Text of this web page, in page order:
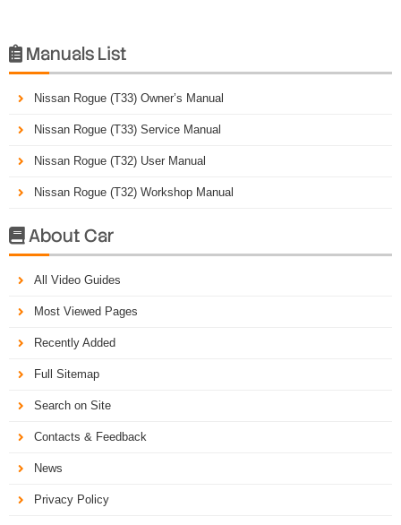
 Manuals List
Nissan Rogue (T33) Owner’s Manual
Nissan Rogue (T33) Service Manual
Nissan Rogue (T32) User Manual
Nissan Rogue (T32) Workshop Manual
About Car
All Video Guides
Most Viewed Pages
Recently Added
Full Sitemap
Search on Site
Contacts & Feedback
News
Privacy Policy